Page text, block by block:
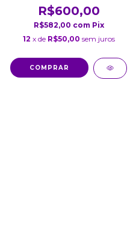
R$600,00
R$582,00 com Pix
12 x de R$50,00 sem juros